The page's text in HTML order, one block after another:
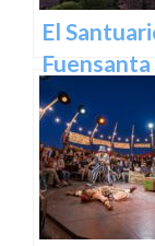
El
Fuensanta
Murcia: Un
Lugar de
Devoción y
Belleza